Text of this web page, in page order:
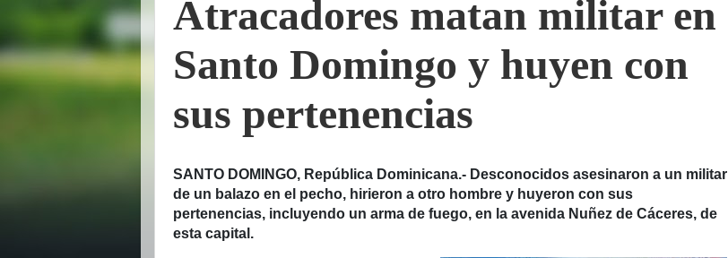
Atracadores matan militar en
Santo Domingo y huyen con
sus pertenencias
SANTO DOMINGO, República Dominicana.- Desconocidos asesinaron a un militar
de un balazo en el pecho, hirieron a otro hombre y huyeron con sus
pertenencias, incluyendo un arma de fuego, en la avenida Nuñez de Cáceres, de
esta capital.